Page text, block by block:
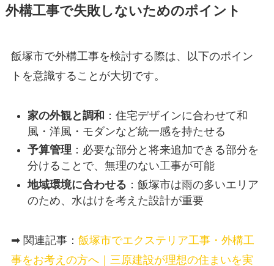
外構工事で失敗しないためのポイント
飯塚市で外構工事を検討する際は、以下のポイン
トを意識することが大切です。
家の外観と調和 ：住宅デザインに合わせて和
風・洋風・モダンなど統一感を持たせる
予算管理 ：必要な部分と将来追加できる部分を
分けることで、無理のない工事が可能
地域環境に合わせる ：飯塚市は雨の多いエリア
のため、水はけを考えた設計が重要
➡ 関連記事： 飯塚市でエクステリア工事・外構工
事をお考えの方へ｜三原建設が理想の住まいを実